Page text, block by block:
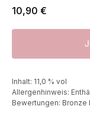
10,90 €
Inhalt: 11,0 % vol
Allergenhinweis:
Bewertungen: